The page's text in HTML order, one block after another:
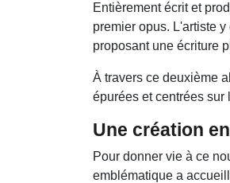
Entièrement écrit et
premier opus. L'artiste
proposant une écriture
À travers ce deuxième
épurées et centrées sur
Une création
Pour donner vie à ce
emblématique a